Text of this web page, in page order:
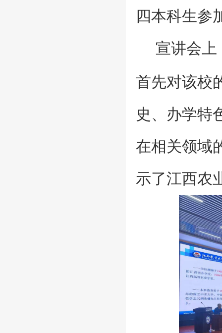
四本科生参
宣讲会上
首先对该校
史、办学特
在相关领域
示了江西农